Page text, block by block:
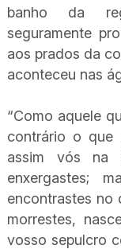
banho da
seguramente
aos prados da
aconteceu nas
“Como aquele
contrário o que
assim vós na
enxergastes;
encontrastes no
morrestes,
vosso sepulcro